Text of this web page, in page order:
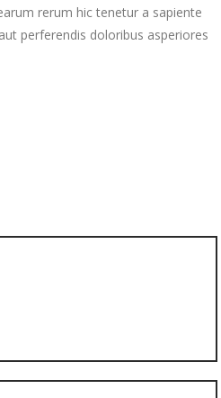
rerum hic tenetur a sapiente
perferendis doloribus asperiores